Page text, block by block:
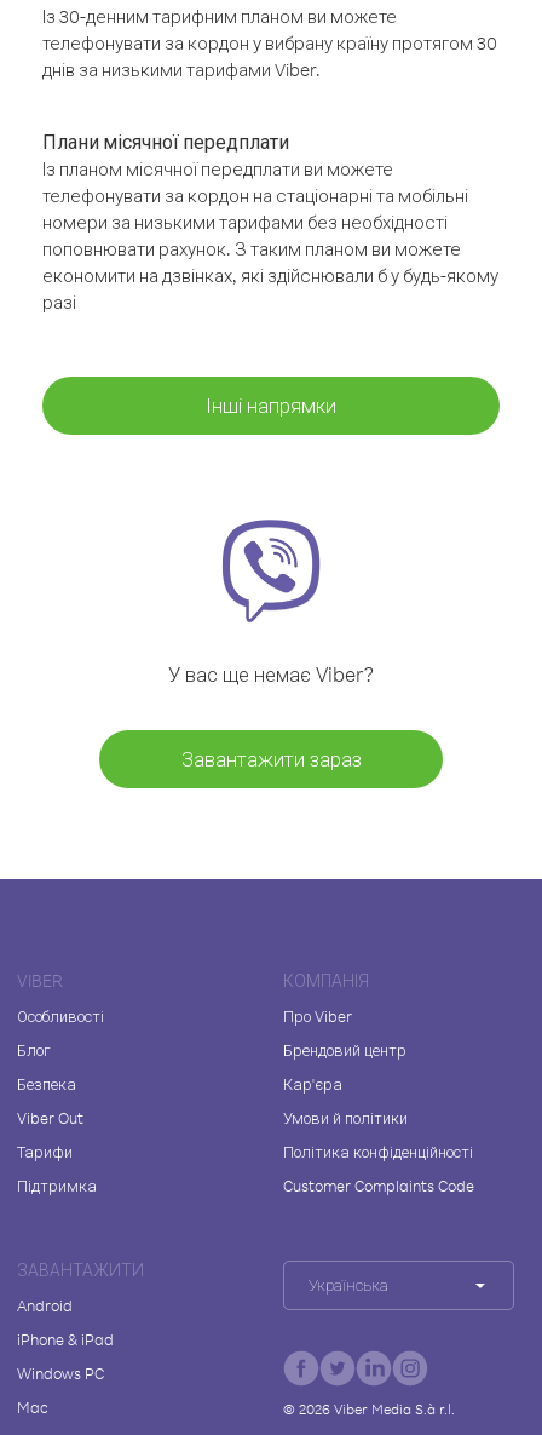
Із 30-денним тарифним планом ви можете
телефонувати за кордон у вибрану країну протягом 30
днів за низькими тарифами Viber.
Плани місячної передплати
Із планом місячної передплати ви можете
телефонувати за кордон на стаціонарні та мобільні
номери за низькими тарифами без необхідності
поповнювати рахунок. З таким планом ви можете
економити на дзвінках, які здійснювали б у будь-якому
разі
Інші напрямки
У вас ще немає Viber?
Завантажити зараз
VIBER
Особливості
Блог
Безпека
Viber Out
Тарифи
Підтримка
КОМПАНІЯ
Про Viber
Брендовий центр
Кар'єра
Умови й політики
Політика конфіденційності
Customer Complaints Code
ЗАВАНТАЖИТИ
Android
iPhone & iPad
Windows PC
Mac
Українська
© 2026Viber Media S.à r.l.